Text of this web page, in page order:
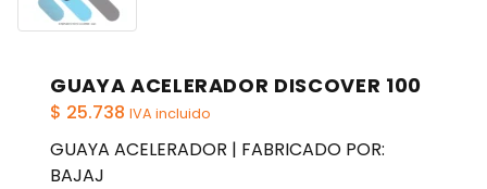
GUAYA ACELERADOR DISCOVER 100
$ 25.738 IVA incluido
GUAYA ACELERADOR | FABRICADO POR:
BAJAJ